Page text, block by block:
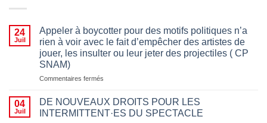
24
Juil
Appeler à boycotter pour des motifs politiques n’a
rien à voir avec le fait d’empêcher des artistes de
jouer, les insulter ou leur jeter des projectiles ( CP
SNAM)
Commentaires fermés
à
boycotter
pour
04
Juil
DE NOUVEAUX DROITS POUR LES
INTERMITTENT·ES DU SPECTACLE